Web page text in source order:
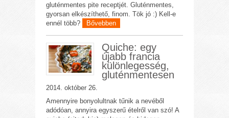
gluténmentes pite receptjét. Gluténmentes,
gyorsan elkészíthető, finom. Tök jó :) Kell-e
ennél több?
Bővebben
Quiche: egy
újabb francia
különlegesség,
gluténmentesen
2014. október 26.
Amennyire bonyolultnak tűnik a nevéből
adódóan, annyira egyszerű ételről van szó! A